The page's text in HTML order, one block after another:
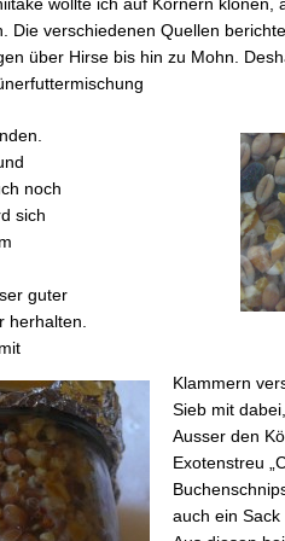
Die verschiedenen Quellen
über Hirse bis hin zu Mohn.
noch
sich
guter
herhalten.
Klammern
Sieb mit
Ausser den
Exotenstreu
auch ein